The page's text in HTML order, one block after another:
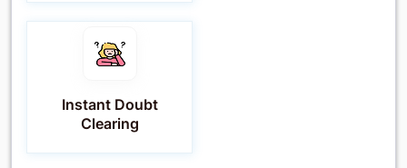
Instant Doubt
Clearing